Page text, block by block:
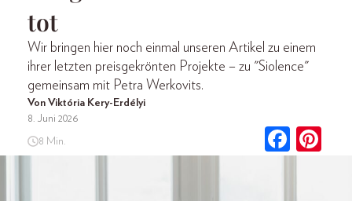
tot
Wir bringen hier noch einmal unseren Artikel zu einem
ihrer letzten preisgekrönten Projekte – zu "Siolence"
gemeinsam mit Petra Werkovits.
Von Viktória Kery-Erdélyi
8. Juni 2026
8 Min.